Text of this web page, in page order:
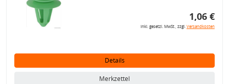
1,06 €
inkl. gesetzl. MwSt., zzgl.Versandkosten
Details
Merkzettel